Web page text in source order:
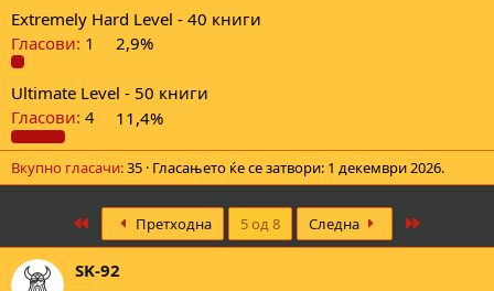
Extremely Hard Level - 40 книги
Гласови: 1 2,9%
Ultimate Level - 50 книги
Гласови: 4 11,4%
Вкупно гласачи 35 Гласањето ќе се затвори: 1 декември 2026.
Претходна 5 од 8 Следна
SK-92